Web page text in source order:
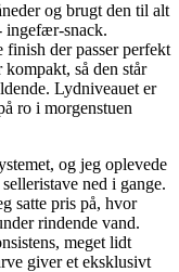
og brugt den til alt
ingefær-snack.
der passer perfekt
så den står
Lydniveauet er
ro i morgenstuen
og jeg oplevede
ned i gange.
satte pris på, hvor
rindende vand.
meget lidt
giver et eksklusivt